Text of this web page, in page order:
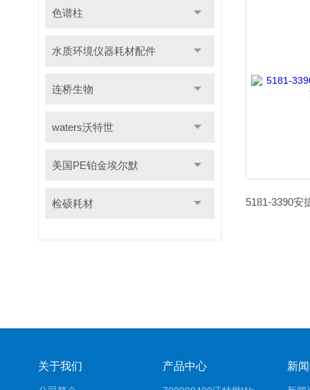
色谱柱
水质环境仪器耗材配件
连桥生物
waters沃特世
美国PE铂金埃尔默
检硕耗材
关于我们 产品中心 新